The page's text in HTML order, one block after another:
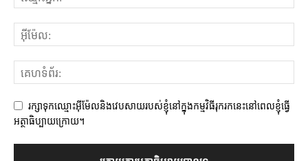
រក្សាទុកឈ្មោះអ៊ីម៉ែលនិងវេបសាយរបស់ខ្ញុំនៅក្នុងកម្មវិធីរុករកនេះនៅពេលខ្ញុំធ្វើ
អត្ថាធិប្បាយក្រោយ។